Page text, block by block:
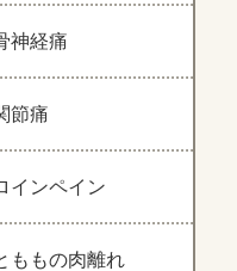
神経痛
節痛
インペイン
ももの肉離れ